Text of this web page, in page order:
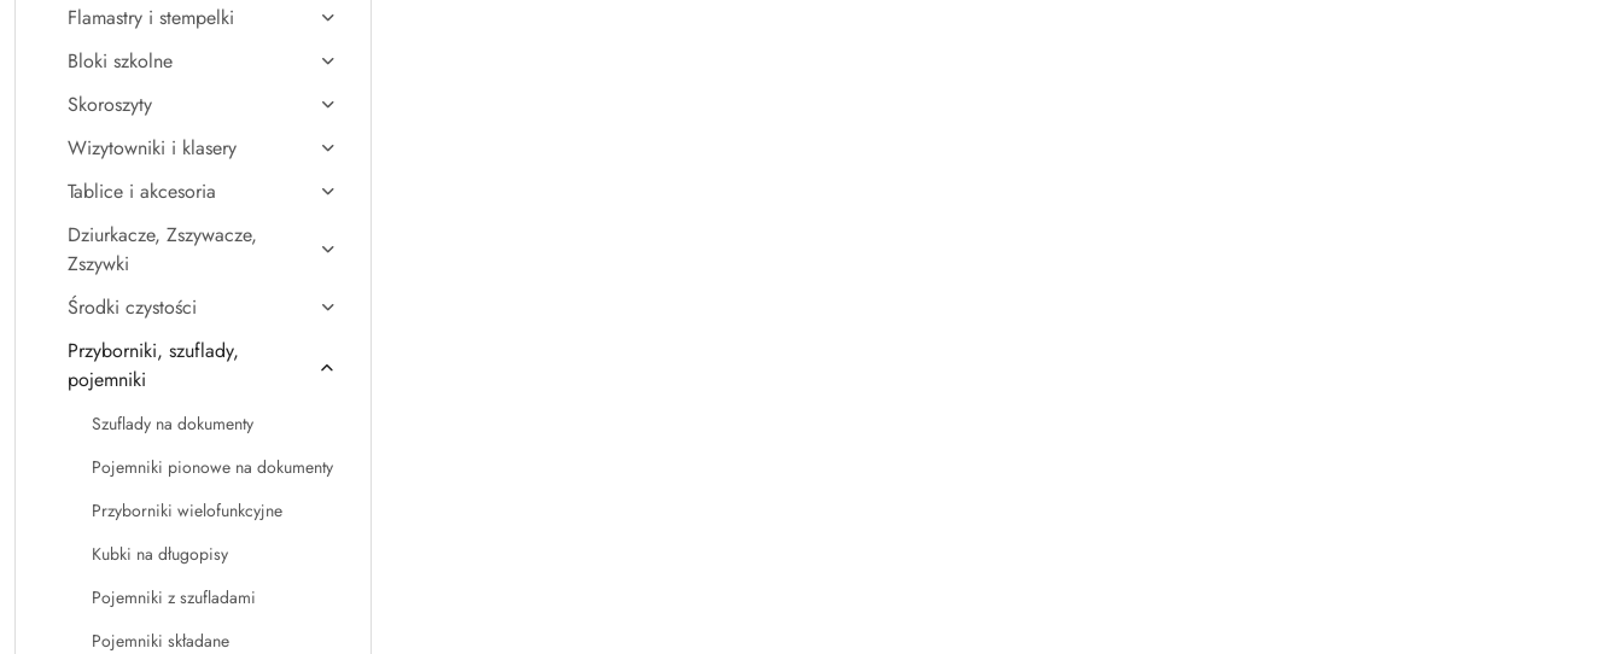
Flamastry i stempelki
Bloki szkolne
Skoroszyty
Wizytowniki i klasery
Tablice i akcesoria
Dziurkacze, Zszywacze,
Zszywki
Środki czystości
Przyborniki, szuflady,
pojemniki
Szuflady na dokumenty
Pojemniki pionowe na dokumenty
Przyborniki wielofunkcyjne
Kubki na długopisy
Pojemniki z szufladami
Pojemniki składane